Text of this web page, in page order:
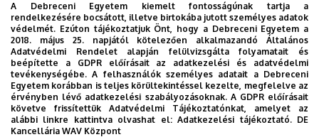
A Debreceni Egyetem kiemelt fontosságúnak tartja a
rendelkezésére bocsátott, illetve birtokába jutott személyes adatok
védelmét. Ezúton tájékoztatjuk Önt, hogy a Debreceni Egyetem a
2018. május 25. napjától kötelezően alkalmazandó Általános
Adatvédelmi Rendelet alapján felülvizsgálta folyamatait és
beépítette a GDPR előírásait az adatkezelési és adatvédelmi
tevékenységébe. A felhasználók személyes adatait a Debreceni
Egyetem korábban is teljes körültekintéssel kezelte, megfelelve az
érvényben lévő adatkezelési szabályozásoknak. A GDPR előírásait
követve frissítettük Adatvédelmi Tájékoztatónkat, amelyet az
alábbi linkre kattintva olvashat el:Adatkezelési tájékoztató. DE
Kancellária WAV Központ